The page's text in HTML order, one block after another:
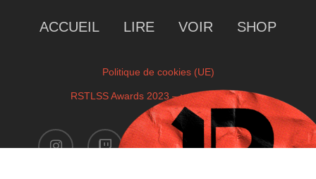
ACCUEIL LIRE VOIR SHOP
Politique de cookies (UE)
RSTLSS Awards 2023 – votre sélection
instagram twitch facebook youtube
x-
twitter